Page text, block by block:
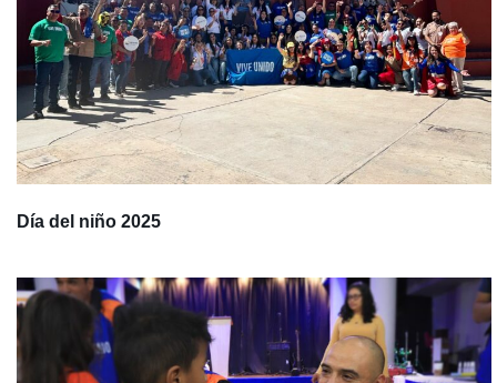
Día del niño 2025